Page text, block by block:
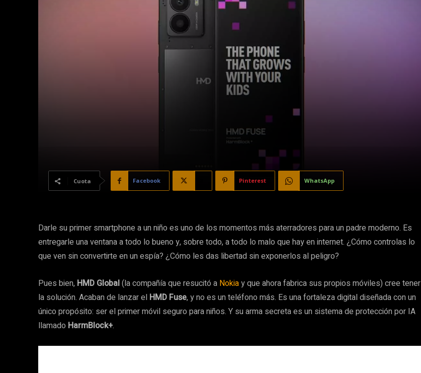
Cuota Facebook Pinterest WhatsApp
Darle su primer smartphone a un niño es uno de los momentos más aterradores para un padre moderno. Es
entregarle una ventana a todo lo bueno y, sobre todo, a todo lo malo que hay en internet. ¿Cómo controlas lo
que ven sin convertirte en un espía? ¿Cómo les das libertad sin exponerlos al peligro?
Pues bien, HMD Global(la compañía que resucitó a Nokiay que ahora fabrica sus propios móviles) cree tener
la solución. Acaban de lanzar el HMD Fuse, y no es un teléfono más. Es una fortaleza digital diseñada con un
único propósito: ser el primer móvil seguro para niños. Y su arma secreta es un sistema de protección por IA
llamado HarmBlock+.